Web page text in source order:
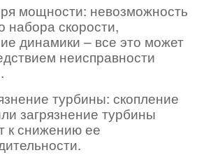
мощности: невозможность
набора скорости,
динамики – все это может
неисправности
турбины: скопление
загрязнение турбины
к снижению ее